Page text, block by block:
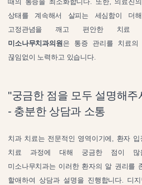
상태를 계속해서 살피는 세심함이 더
고정관념을 깨고 편안한 치료
미소나무치과의원 은 통증 관리를 치료의
끊임없이 노력하고 있습니다.
"궁금한 점을 모두 설명해주
- 충분한 상담과 소통
치과 치료는 전문적인 영역이기에, 환자
치료 과정에 대해 궁금한 점이 많
미소나무치과는 이러한 환자의 알 권리를
할애하여 상담과 설명을 진행합니다. 디